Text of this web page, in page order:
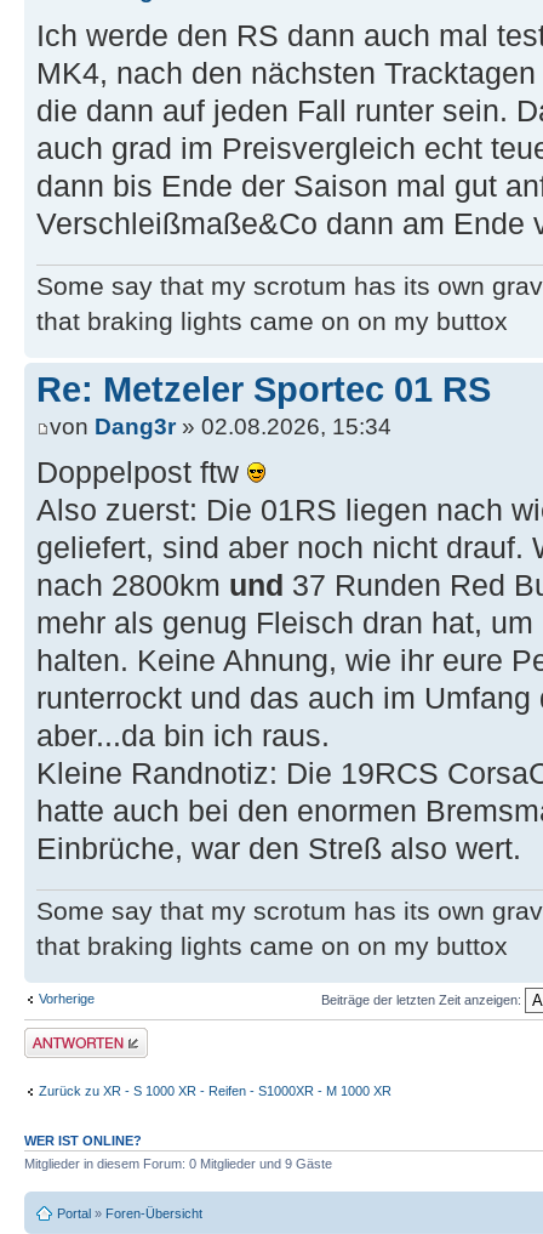
Ich werde den RS dann auch mal
MK4, nach den nächsten
die dann auf jeden Fall runter sein.
auch grad im Preisvergleich echt
dann bis Ende der Saison mal gut
Verschleißmaße&Co dann am Ende
Some say that my scrotum has its own
that braking lights came on on my buttox
Re: Metzeler Sportec 01 RS
von Dang3r» 02.08.2026, 15:34
Doppelpost ftw
Also zuerst: Die 01RS liegen nach
geliefert, sind aber noch nicht drauf.
nach 2800km und 37 Runden Red
mehr als genug Fleisch dran hat,
halten. Keine Ahnung, wie ihr eure
runterrockt und das auch im
aber...da bin ich raus.
Kleine Randnotiz: Die 19RCS
hatte auch bei den enormen
Einbrüche, war den Streß also wert.
Some say that my scrotum has its own
that braking lights came on on my buttox
Vorherige Beiträge der letzten Zeit anzeigen:
Antwort erstellen
Zurück zu XR - S 1000 XR - Reifen - S1000XR - M 1000 XR
WER IST ONLINE?
Mitglieder in diesem Forum: 0 Mitglieder und 9 Gäste
Portal » Foren-Übersicht